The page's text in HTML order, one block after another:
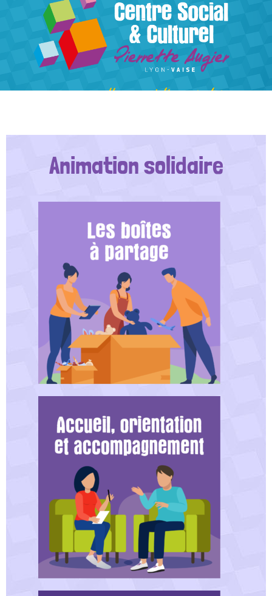
contenu
Animation solidaire